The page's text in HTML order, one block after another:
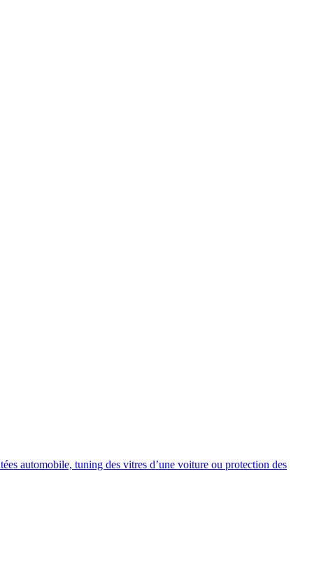
automobile, tuning des vitres d’une voiture ou protection des